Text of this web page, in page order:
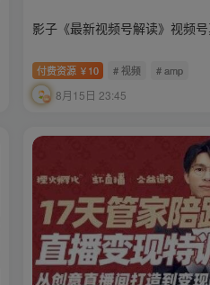
影子《最新视频号解读》视频
付费资源 ￥ 10 # 视频 # amp
8月15日 23:45